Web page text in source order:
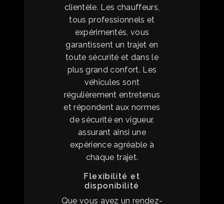
clientèle. Les chauffeurs,
tous professionnels et
expérimentés, vous
garantissent un trajet en
toute sécurité et dans le
plus grand confort. Les
véhicules sont
régulièrement entretenus
et répondent aux normes
de sécurité en vigueur,
assurant ainsi une
expérience agréable à
chaque trajet.
Flexibilité et
disponibilité
Que vous ayez un rendez-